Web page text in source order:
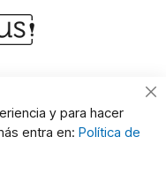
y para hacer
entra en: Política de